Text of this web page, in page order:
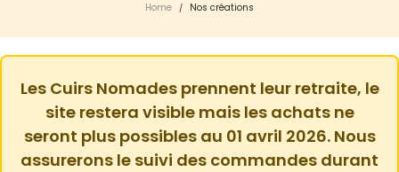
Home / Nos créations
Les Cuirs Nomades prennent leur retraite, le
site restera visible mais les achats ne
seront plus possibles au 01 avril 2026. Nous
assurerons le suivi des commandes durant